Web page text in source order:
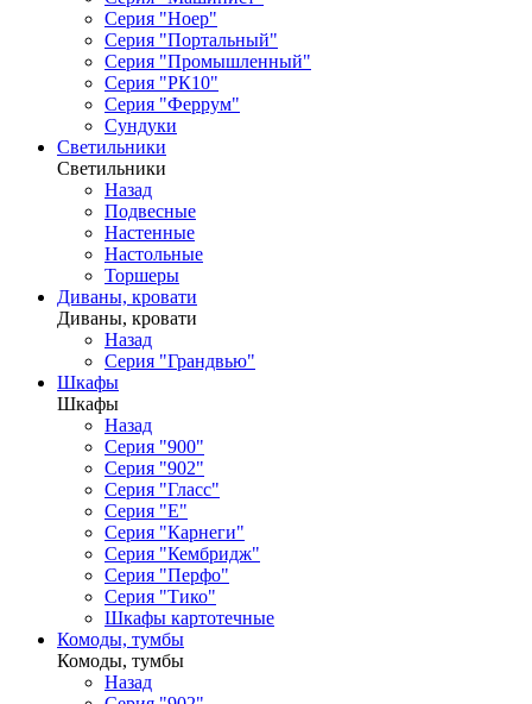
Серия "Ноер"
Серия "Портальный"
Серия "Промышленный"
Серия "РК10"
Серия "Феррум"
Сундуки
Светильники
Светильники
Назад
Подвесные
Настенные
Настольные
Торшеры
Диваны, кровати
Диваны, кровати
Назад
Серия "Грандвью"
Шкафы
Шкафы
Назад
Серия "900"
Серия "902"
Серия "Гласс"
Серия "Е"
Серия "Карнеги"
Серия "Кембридж"
Серия "Перфо"
Серия "Тико"
Шкафы картотечные
Комоды, тумбы
Комоды, тумбы
Назад